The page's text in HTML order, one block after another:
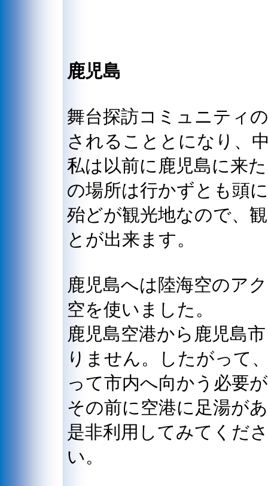
鹿児島
舞台探訪コミュニティ
されることとになり、
私は以前に鹿児島に来
の場所は行かずとも頭
殆どが観光地なので、
とが出来ます。
鹿児島へは陸海空のア
空を使いました。
鹿児島空港から鹿児島
りません。したがって
って市内へ向かう必要
その前に空港に足湯が
是非利用してみてくだ
い。